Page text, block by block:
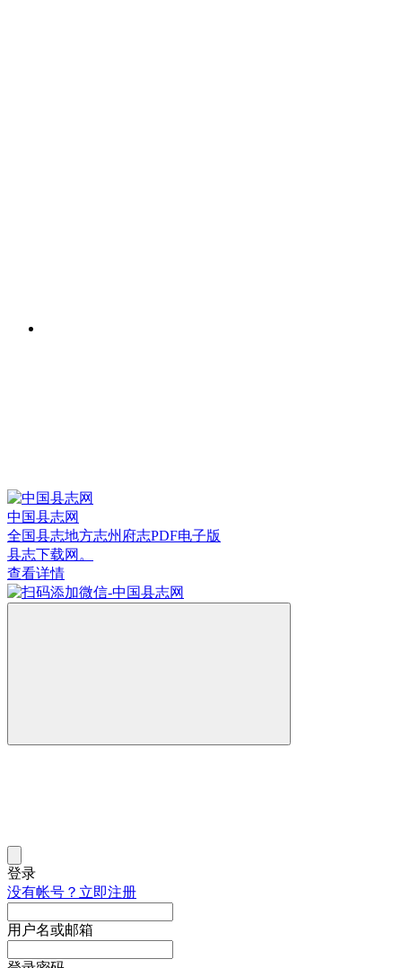
中国县志网
全国县志地方志州府志PDF电子版
县志下载网。
查看详情
登录
没有帐号？立即注册
用户名或邮箱